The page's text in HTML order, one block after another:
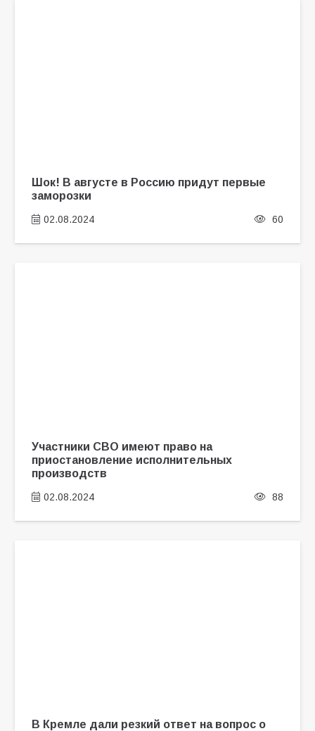
Шок! В августе в Россию придут первые
заморозки
02.08.2024 60
Участники СВО имеют право на
приостановление исполнительных
производств
02.08.2024 88
В Кремле дали резкий ответ на вопрос о